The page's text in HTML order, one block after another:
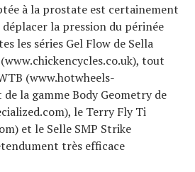
à la prostate est certainement
la pression du périnée
les séries Gel Flow de Sella
tout
(www.hotwheels-
la gamme Body Geometry de
le Terry Fly Ti
et le Selle SMP Strike
très efficace